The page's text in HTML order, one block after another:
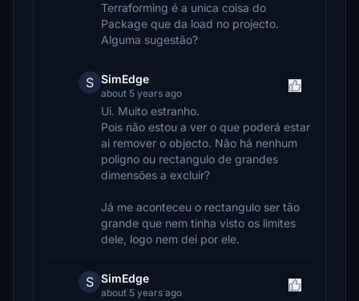
Terraforming é a unica coisa do
Package que da load no projecto.
Alguma sugestão?
S SimEdge
about 5 years ago
Ui. Muito estranho.
Pois não estou a ver o que poderá estar
ai remover o objecto. Nâo há nenhum
poligno ou rectangulo de grandes
dimensões a excluir?
Já me aconteceu o rectangulo ser tão
grande que nem tinha visto os limites
dele, logo nem dei por ele.
S SimEdge
about 5 years ago